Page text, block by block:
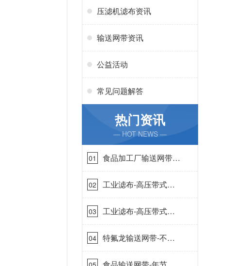
压滤机滤布资讯
输送网带资讯
公益活动
常见问题解答
热门资讯
— HOT NEWS —
01
食品加工厂输送网带哪
里有-耐温耐磨{丹娜鸶
过滤}
02
工业滤布-高压带式滤
布需要高强耐磨吗{丹
娜鸶过滤}
03
工业滤布-高压带式滤
布一定要高强耐磨{丹
娜鸶过滤}
04
特氟龙输送网带-不惧
高温{丹娜鸶过滤}